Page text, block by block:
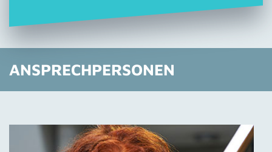
ANSPRECHPERSONEN